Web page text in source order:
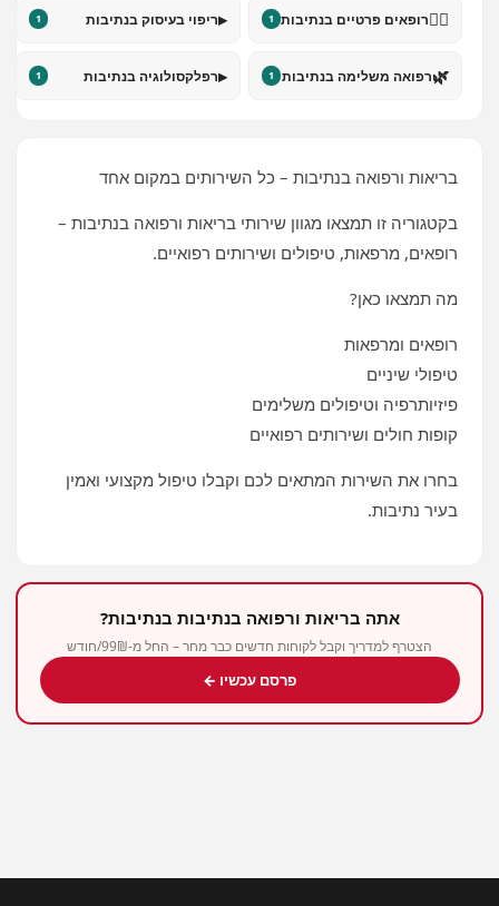
👨‍⚕️רופאים פרטיים בנתיבות 1
▸ריפוי בעיסוק בנתיבות 1
🌿רפואה משלימה בנתיבות 1
▸רפלקסולוגיה בנתיבות 1
בריאות ורפואה בנתיבות – כל השירותים במקום אחד
בקטגוריה זו תמצאו מגוון שירותי בריאות ורפואה בנתיבות –
רופאים, מרפאות, טיפולים ושירותים רפואיים.
מה תמצאו כאן?
רופאים ומרפאות
טיפולי שיניים
פיזיותרפיה וטיפולים משלימים
קופות חולים ושירותים רפואיים
בחרו את השירות המתאים לכם וקבלו טיפול מקצועי ואמין
בעיר נתיבות.
אתה בריאות ורפואה בנתיבות בנתיבות?
הצטרף למדריך וקבל לקוחות חדשים כבר מחר – החל מ-99₪/חודש
פרסם עכשיו ←